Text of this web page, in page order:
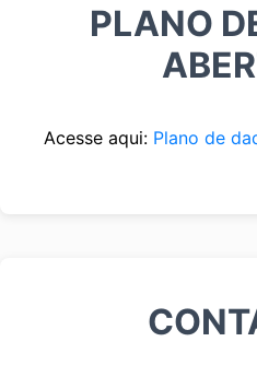
PLANO
Acesse aqui: Plano de